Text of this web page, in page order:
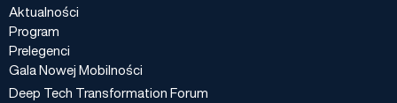
Aktualności
Program
Prelegenci
Gala Nowej Mobilności
Deep Tech Transformation Forum